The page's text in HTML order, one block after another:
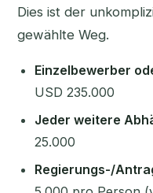
Dies ist der
gewählte Weg.
Einzelbewerber
USD 235.000
Jeder weitere
25.000
Regierungs-/